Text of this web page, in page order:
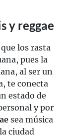
y reggae
los rasta
pues la
al ser un
te conecta
estado de
y por
sea música
ciudad